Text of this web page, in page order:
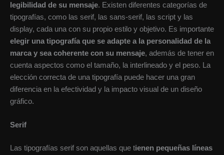
legibilidad de su mensaje. Existen diferentes categorías de
tipografías, como las serif, las sans-serif, las script y las
display, cada una con su propio estilo y objetivo. Es importante
elegir una tipografía que se adapte a la personalidad de la
marca y sea coherente con su mensaje, además de tener en
cuenta aspectos como el tamaño, la interlineado y el peso. La
elección correcta de una tipografía puede hacer una gran
diferencia en la efectividad y la impacto visual de un diseño
gráfico.
Serif
Las tipografías serif son aquellas que tienen pequeñas líneas